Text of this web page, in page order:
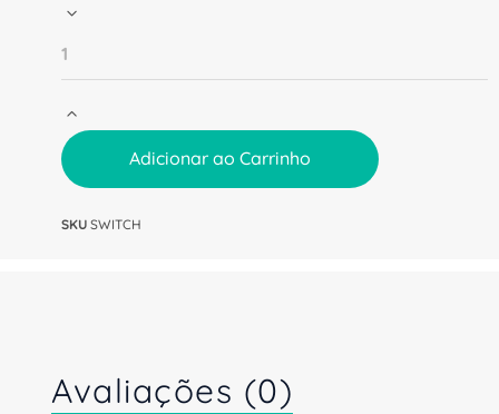
Adicionar ao Carrinho
SKU SWITCH
Avaliações (0)